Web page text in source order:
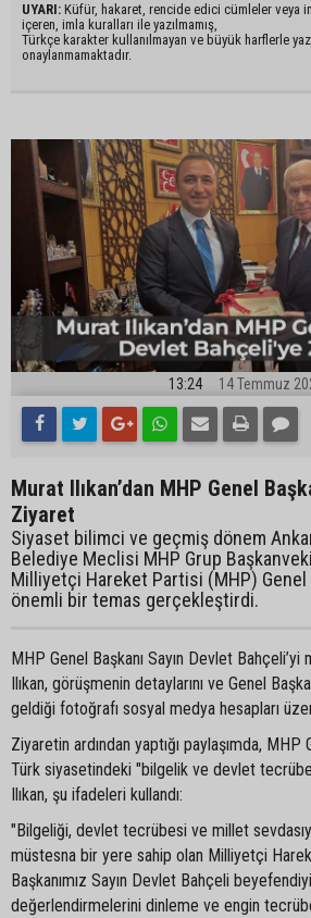
UYARI: Küfür, hakaret, rencide edici cümleler veya
içeren, imla kuralları ile yazılmamış,
Türkçe karakter kullanılmayan ve büyük harflerle
onaylanmamaktadır.
13:24 14 Temmuz
Murat Ilıkan’dan MHP Genel
Ziyaret
Siyaset bilimci ve geçmiş dönem
Belediye Meclisi MHP Grup
Milliyetçi Hareket Partisi (MHP) Genel
önemli bir temas gerçekleştirdi.
MHP Genel Başkanı Sayın Devlet
Ilıkan, görüşmenin detaylarını ve Genel
geldiği fotoğrafı sosyal medya hesapları
Ziyaretin ardından yaptığı paylaşımda, MHP
Türk siyasetindeki "bilgelik ve devlet
Ilıkan, şu ifadeleri kullandı:
"Bilgeliği, devlet tecrübesi ve millet
müstesna bir yere sahip olan Milliyetçi
Başkanımız Sayın Devlet Bahçeli
değerlendirmelerini dinleme ve engin